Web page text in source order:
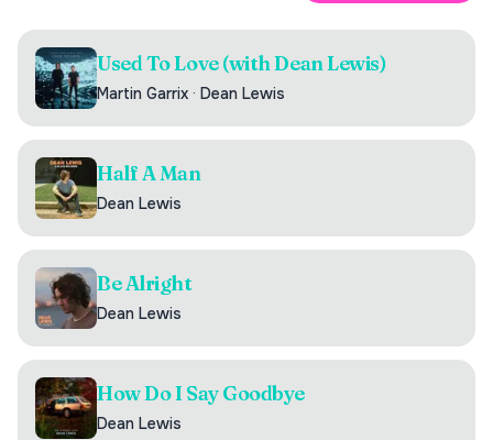
Used To Love (with Dean Lewis)
Martin Garrix · Dean Lewis
Half A Man
Dean Lewis
Be Alright
Dean Lewis
How Do I Say Goodbye
Dean Lewis